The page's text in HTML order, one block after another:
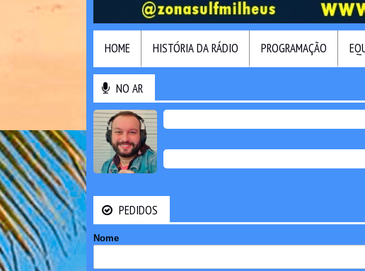
HOME HISTÓRIA DA RÁDIO PROGRAMAÇÃO
NO AR
PEDIDOS
Nome